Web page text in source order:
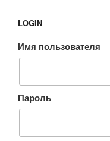
LOGIN
Имя пользователя
Пароль